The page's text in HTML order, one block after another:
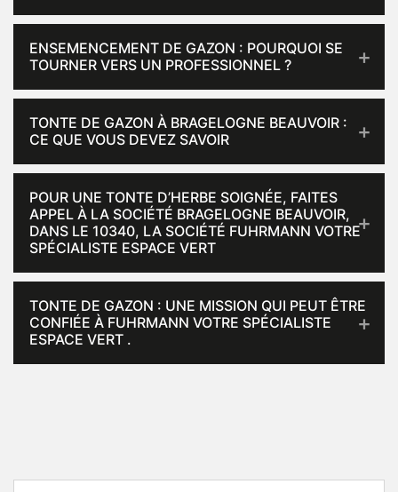
ENSEMENCEMENT DE GAZON : POURQUOI SE
TOURNER VERS UN PROFESSIONNEL ?
TONTE DE GAZON À BRAGELOGNE BEAUVOIR :
CE QUE VOUS DEVEZ SAVOIR
POUR UNE TONTE D’HERBE SOIGNÉE, FAITES
APPEL À LA SOCIÉTÉ BRAGELOGNE BEAUVOIR,
DANS LE 10340, LA SOCIÉTÉ FUHRMANN VOTRE
SPÉCIALISTE ESPACE VERT
TONTE DE GAZON : UNE MISSION QUI PEUT ÊTRE
CONFIÉE À FUHRMANN VOTRE SPÉCIALISTE
ESPACE VERT .